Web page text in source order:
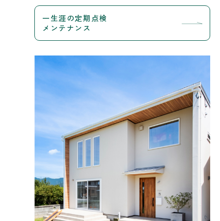
一生涯の定期点検
メンテナンス